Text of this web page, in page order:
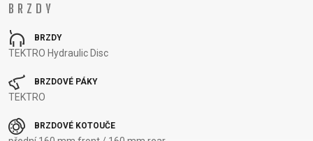
OTÁZKY
REGISTRACE
RÁMU
ODSTOUPENÍ
OCHRANA
ÚDAJŮ
BRZDY
BRZDY
TEKTRO Hydraulic Disc
BRZDOVÉ PÁKY
TEKTRO
BRZDOVÉ KOTOUČE